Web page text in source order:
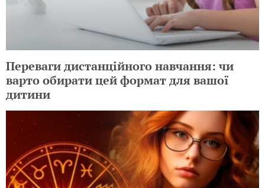
Переваги дистанційного навчання: чи
варто обирати цей формат для вашої
дитини